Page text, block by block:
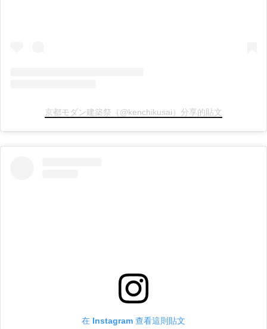
京都モダン建築祭（@kenchikusai）分享的貼文
在 Instagram 查看這則貼文